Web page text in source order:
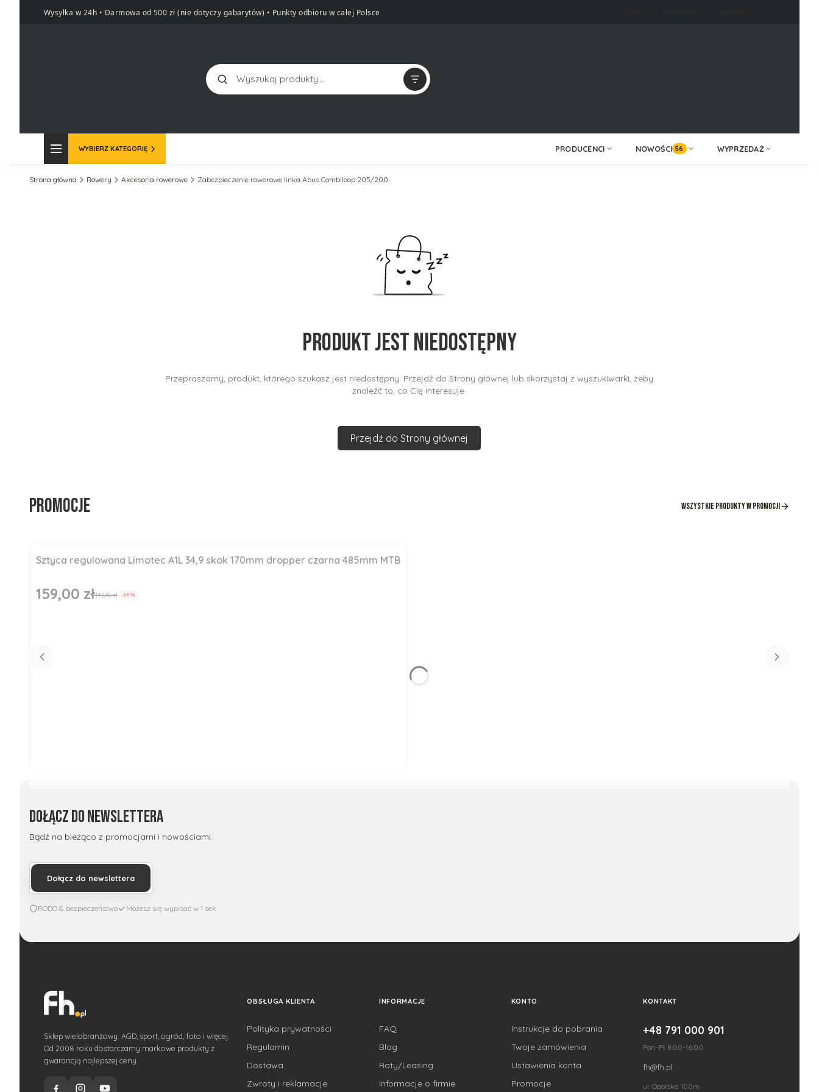
Wysyłka w 24h • Darmowa od 500 zł (nie dotyczy gabarytów) • Punkty odbioru w całej Polsce
Szukaj
WYBIERZ KATEGORIĘ PRODUCENCI NOWOŚCI 56 WYPRZEDAŻ
Strona główna Rowery Akcesoria rowerowe Zabezpieczenie rowerowe linka Abus Combiloop 205/200
Produkt jest niedostępny
Przepraszamy, produkt, którego szukasz jest niedostępny. Przejdź do Strony głównej lub skorzystaj z wyszukiwarki, żeby
znaleźć to, co Cię interesuje.
Przejdź do Strony głównej
Promocje Wszystkie produkty w promocji
Okazja
Sztyca regulowana Limotec A1L 34,9 skok 170mm dropper czarna 485mm MTB
Cena promocyjna
159,00 zł449,00 zł -65%
Dołącz do newslettera
Bądź na bieżąco z promocjami i nowościami.
Dołącz do newslettera
RODO & bezpieczeństwo Możesz się wypisać w 1 sek
Sklep wielobranżowy. AGD, sport, ogród, foto i więcej.
Od 2008 roku dostarczamy markowe produkty z
gwarancją najlepszej ceny.
OBSŁUGA KLIENTA
Polityka prywatności
Regulamin
Dostawa
Zwroty i reklamacje
INFORMACJE
FAQ
Blog
Raty/Leasing
Informacje o firmie
KONTO
Instrukcje do pobrania
Twoje zamówienia
Ustawienia konta
Promocje
KONTAKT
+48 791 000 901
Pon–Pt 8:00–16:00
fh@fh.pl
ul. Opolska 100m